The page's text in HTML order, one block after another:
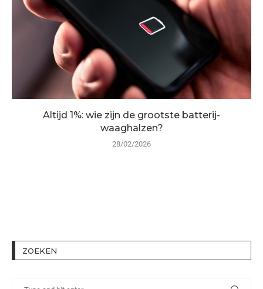
Altijd 1%: wie zijn de grootste batterij-
waaghalzen?
28/02/2026
ZOEKEN